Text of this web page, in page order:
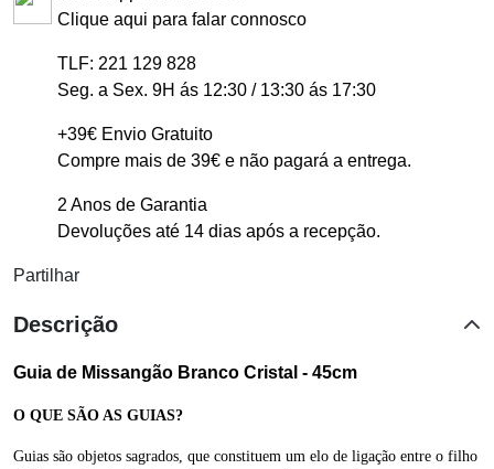
Clique aqui para falar connosco
TLF: 221 129 828
Seg. a Sex. 9H ás 12:30 / 13:30 ás 17:30
+39€ Envio Gratuito
Compre mais de 39€ e não pagará a entrega.
2 Anos de Garantia
Devoluções até 14 dias após a recepção.
Partilhar
Descrição
Guia de Missangão Branco Cristal - 45cm
O QUE SÃO AS GUIAS?
Guias são objetos sagrados, que constituem um elo de ligação entre o filho